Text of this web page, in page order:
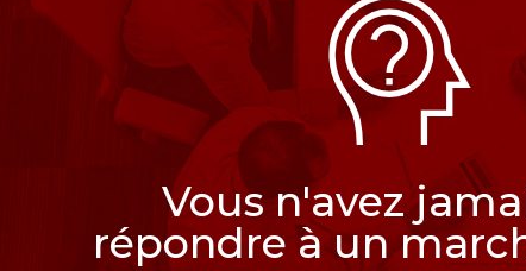
Vous n'avez
répondre à un